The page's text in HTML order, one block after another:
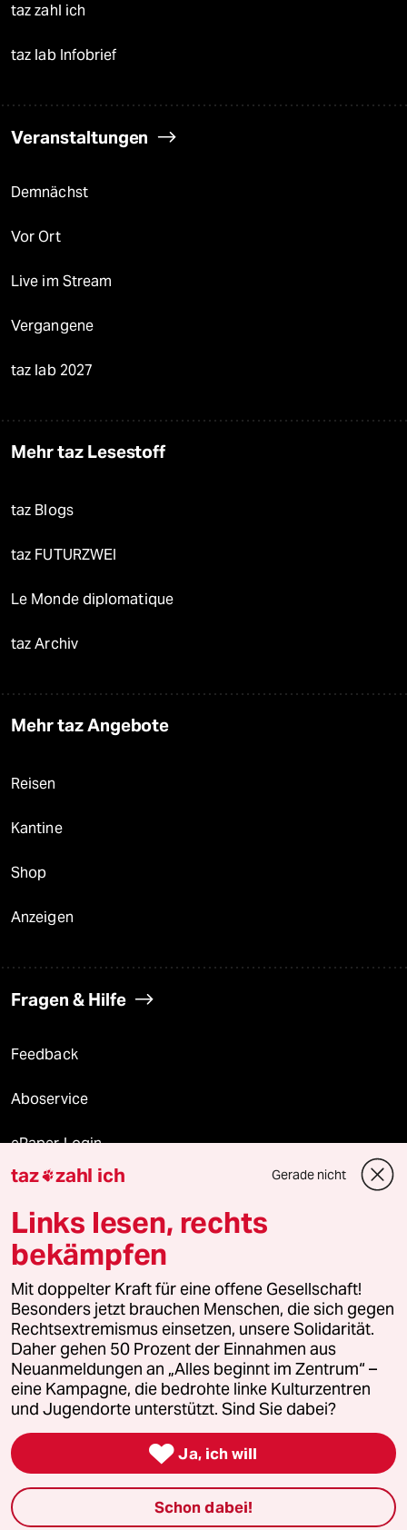
taz zahl ich
taz lab Infobrief
Veranstaltungen
Demnächst
Vor Ort
Live im Stream
Vergangene
taz lab 2027
Mehr taz Lesestoff
taz Blogs
taz FUTURZWEI
Le Monde diplomatique
taz Archiv
Mehr taz Angebote
Reisen
Kantine
Shop
Anzeigen
Fragen & Hilfe
Feedback
Aboservice
ePaper Login
Downloads für Abonnierende
© 2026 taz Verlags und Vertriebs GmbH
Alle Rechte vorbehalten. Bei rechtlichen Fragen oder für Genehmigungen
wenden Sie sich bitte an
lizenzen@taz.de
Feedback Redaktionsstatut Kommune-Richtlinien
Leitlinie Informant Datenschutz Impressum AGB
Seitenwende Einwilligungen widerrufen (Ads)
taz zahl ich Gerade nicht
Links lesen, rechts
bekämpfen
Mit doppelter Kraft für eine offene Gesellschaft!
Besonders jetzt brauchen Menschen, die sich gegen
Rechtsextremismus einsetzen, unsere Solidarität.
Daher gehen 50 Prozent der Einnahmen aus
Neuanmeldungen an „Alles beginnt im Zentrum“ –
eine Kampagne, die bedrohte linke Kulturzentren
und Jugendorte unterstützt. Sind Sie dabei?
 Ja, ich will
Schon dabei!